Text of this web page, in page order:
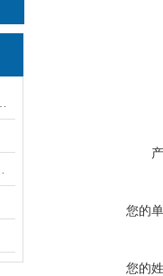
您的
您的